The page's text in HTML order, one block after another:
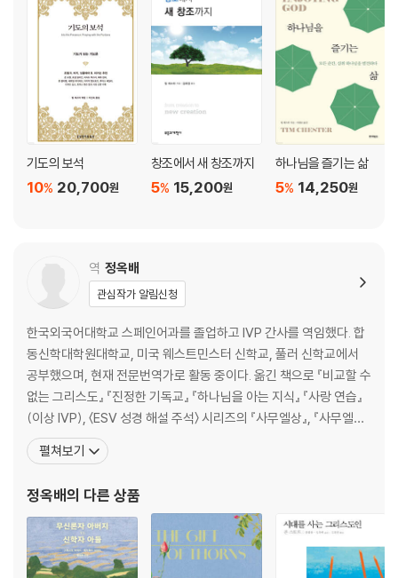
기도의 보석
20,700원
10%
창조에서 새 창조까지
15,200원
5%
하나님을 즐기는 삶
14,250원
5%
역 정옥배
관심작가 알림신청
한국외국어대학교 스페인어과를 졸업하고 IVP 간사를 역임했다. 합
동신학대학원대학교, 미국 웨스트민스터 신학교, 풀러 신학교에서
공부했으며, 현재 전문번역가로 활동 중이다. 옮긴 책으로 『비교할 수
없는 그리스도』 『진정한 기독교』 『하나님을 아는 지식』 『사랑 연습』
(이상 IVP), 〈ESV 성경 해설 주석〉 시리즈의 『사무엘상』, 『사무엘하』
및 공역한 『무디 성경 주석』(이상 국제제자훈련원), 『하나님을 아는
지식』, 『시대를 사는 그리스도인』 및 〈BST〉 시리즈의 『로마서』, 『신
의 『유다서
펼쳐보기
정옥배의 다른 상품